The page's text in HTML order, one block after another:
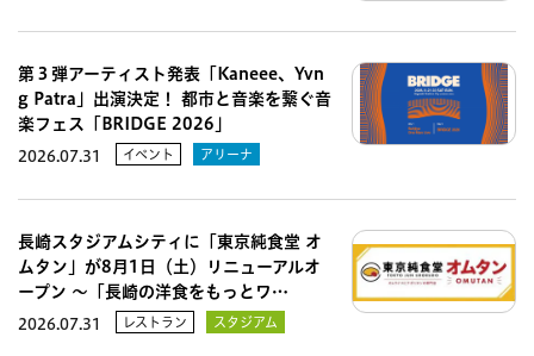
第３弾アーティスト発表「Kaneee、Yvn
g Patra」出演決定！ 都市と音楽を繋ぐ音
楽フェス「BRIDGE 2026」
2026.07.31 イベント アリーナ
長崎スタジアムシティに「東京純食堂 オ
ムタン」が8月1日（土）リニューアルオ
ープン 〜「長崎の洋食をもっとワ…
2026.07.31 レストラン スタジアム